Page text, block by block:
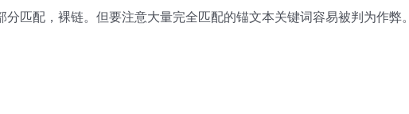
匹配，裸链。但要注意大量完全匹配的锚文本关键词容易被判为作弊。